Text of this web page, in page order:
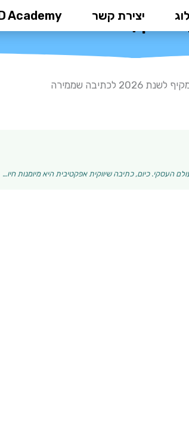
יצירת קשר Academy 2026 לכתיבה שממירה
לכתיבה שממירה